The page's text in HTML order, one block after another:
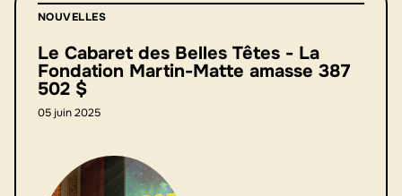
NOUVELLES
Le Cabaret des Belles Têtes - La
Fondation Martin-Matte amasse 387
502 $
05 juin 2025